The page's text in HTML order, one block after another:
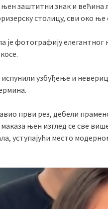
њен заштитни знак и већина
столицу, сви око
је фотографију
испунили узбуђење и
први рез, дебели
њен изглед се све
уступајући место